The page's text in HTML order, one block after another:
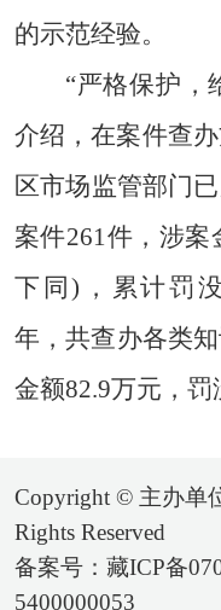
的示范经验。
“严格保护，
介绍，在案件查
区市场监管部门
案件261件，涉案
下同)，累计罚
年，共查办各类
金额82.9万元，罚
Copyright © 主办单
Rights Reserved
备案号：藏ICP备
5400000053